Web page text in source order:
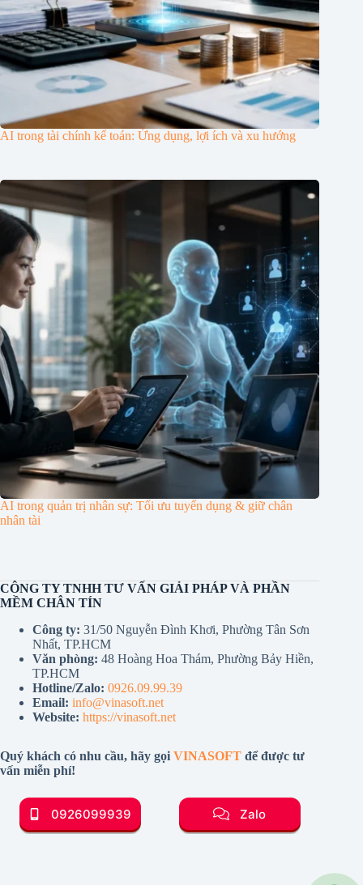
AI trong tài chính kế toán: Ứng dụng, lợi ích và xu hướng
AI trong quản trị nhân sự: Tối ưu tuyển dụng & giữ chân
nhân tài
CÔNG TY TNHH TƯ VẤN GIẢI PHÁP VÀ PHẦN
MỀM CHÂN TÍN
Công ty: 31/50 Nguyễn Đình Khơi, Phường Tân Sơn
Nhất, TP.HCM
Văn phòng: 48 Hoàng Hoa Thám, Phường Bảy Hiền,
TP.HCM
Hotline/Zalo: 0926.09.99.39
Email: info@vinasoft.net
Website: https://vinasoft.net
Quý khách có nhu cầu, hãy gọi VINASOFT để được tư
vấn miễn phí!
0926099939 Zalo